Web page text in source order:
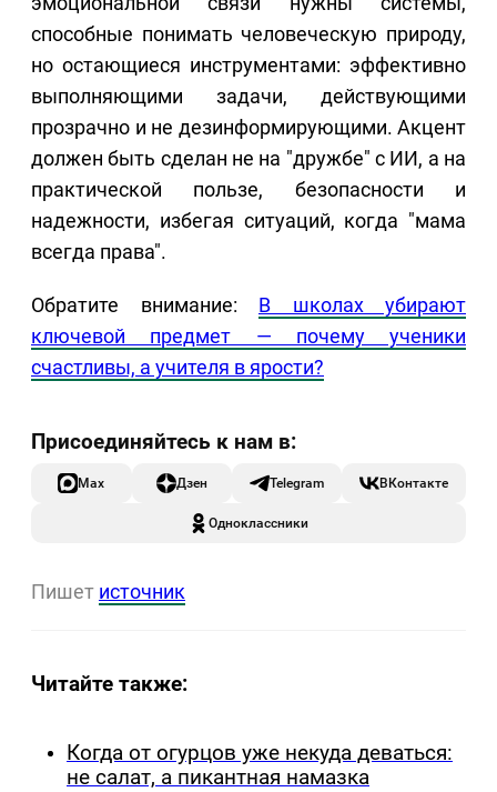
способные понимать человеческую природу,
но остающиеся инструментами: эффективно
выполняющими задачи, действующими
прозрачно и не дезинформирующими. Акцент
должен быть сделан не на "дружбе" с ИИ, а на
практической пользе, безопасности и
надежности, избегая ситуаций, когда "мама
всегда права".
Обратите внимание: В школах убирают
ключевой предмет — почему ученики
счастливы, а учителя в ярости?
Max Дзен Telegram ВКонтакте
Одноклассники
Пишет источник
Читайте также:
Когда от огурцов уже некуда деваться:
не салат, а пикантная намазка